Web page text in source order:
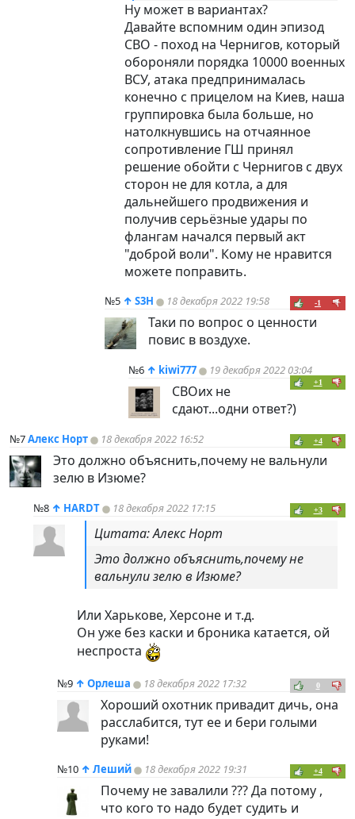
Ну может в вариантах?
Давайте вспомним один эпизод
СВО - поход на Чернигов, который
обороняли порядка 10000 военных
ВСУ, атака предпринималась
конечно с прицелом на Киев, наша
группировка была больше, но
натолкнувшись на отчаянное
сопротивление ГШ принял
решение обойти с Чернигов с двух
сторон не для котла, а для
дальнейшего продвижения и
получив серьёзные удары по
флангам начался первый акт
"доброй воли". Кому не нравится
можете поправить.
№5 ↑ S3H 18 декабря 2022 19:58 -1
Таки по вопрос о ценности
повис в воздухе.
№6 ↑ kiwi777 19 декабря 2022 03:04
+1
СВОих не
сдают...одни ответ?)
№7Алекс Норт 18 декабря 2022 16:52 +4
Это должно объяснить,почему не вальнули
зелю в Изюме?
№8 ↑ HARDT 18 декабря 2022 17:15 +3
Цитата: Алекс Норт
Это должно объяснить,почему не
вальнули зелю в Изюме?
Или Харькове, Херсоне и т.д.
Он уже без каски и броника катается, ой
неспроста
№9 ↑ Орлеша 18 декабря 2022 17:32 0
Хороший охотник привадит дичь, она
расслабится, тут ее и бери голыми
руками!
№10 ↑ Леший 18 декабря 2022 19:31 +4
Почему не завалили ??? Да потому ,
что кого то надо будет судить и